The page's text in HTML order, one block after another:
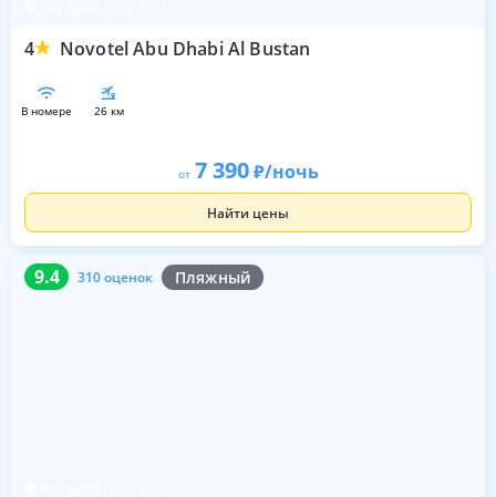
4 Novotel Abu Dhabi Al Bustan
в номере 26 км
от 7 390 /ночь
Найти цены
9.4 310 оценок Пляжный
9.4 310 оценок